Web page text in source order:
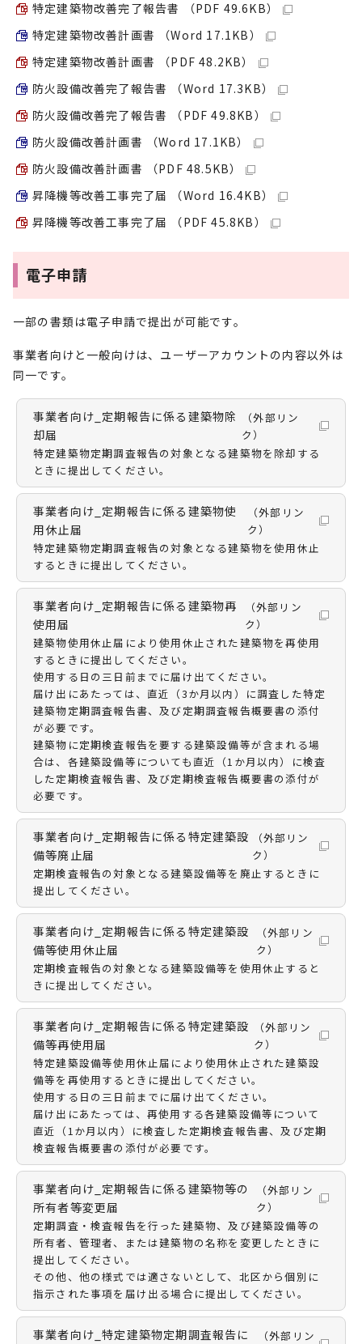
特定建築物改善完了報告書 （PDF 49.6KB）
特定建築物改善計画書 （Word 17.1KB）
特定建築物改善計画書 （PDF 48.2KB）
防火設備改善完了報告書 （Word 17.3KB）
防火設備改善完了報告書 （PDF 49.8KB）
防火設備改善計画書 （Word 17.1KB）
防火設備改善計画書 （PDF 48.5KB）
昇降機等改善工事完了届 （Word 16.4KB）
昇降機等改善工事完了届 （PDF 45.8KB）
電子申請
一部の書類は電子申請で提出が可能です。
事業者向けと一般向けは、ユーザーアカウントの内容以外は
同一です。
事業者向け_定期報告に係る建築物除
却届
（外部リン
ク）
特定建築物定期調査報告の対象となる建築物を除却する
ときに提出してください。
事業者向け_定期報告に係る建築物使
用休止届
（外部リン
ク）
特定建築物定期調査報告の対象となる建築物を使用休止
するときに提出してください。
事業者向け_定期報告に係る建築物再
使用届
（外部リン
ク）
建築物使用休止届により使用休止された建築物を再使用
するときに提出してください。
使用する日の三日前までに届け出てください。
届け出にあたっては、直近（3か月以内）に調査した特定
建築物定期調査報告書、及び定期調査報告概要書の添付
が必要です。
建築物に定期検査報告を要する建築設備等が含まれる場
合は、各建築設備等についても直近（1か月以内）に検査
した定期検査報告書、及び定期検査報告概要書の添付が
必要です。
事業者向け_定期報告に係る特定建築設
備等廃止届
（外部リン
ク）
定期検査報告の対象となる建築設備等を廃止するときに
提出してください。
事業者向け_定期報告に係る特定建築設
備等使用休止届
（外部リン
ク）
定期検査報告の対象となる建築設備等を使用休止すると
きに提出してください。
事業者向け_定期報告に係る特定建築設
備等再使用届
（外部リン
ク）
特定建築設備等使用休止届により使用休止された建築設
備等を再使用するときに提出してください。
使用する日の三日前までに届け出てください。
届け出にあたっては、再使用する各建築設備等について
直近（1か月以内）に検査した定期検査報告書、及び定期
検査報告概要書の添付が必要です。
事業者向け_定期報告に係る建築物等の
所有者等変更届
（外部リン
ク）
定期調査・検査報告を行った建築物、及び建築設備等の
所有者、管理者、または建築物の名称を変更したときに
提出してください。
その他、他の様式では適さないとして、北区から個別に
指示された事項を届け出る場合に提出してください。
事業者向け_特定建築物定期調査報告に
（外部リン